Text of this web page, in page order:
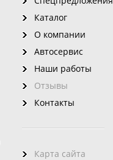
Каталог
О компании
Автосервис
Наши работы
Отзывы
Контакты
Карта сайта